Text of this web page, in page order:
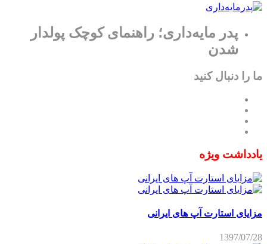
پدر مایه‌داری؛ راهنمای کوچک پولدار
شدن
ما را دنبال کنید
یادداشت ویژه
مزایای استارت آپ های ایرانی
1397/07/28